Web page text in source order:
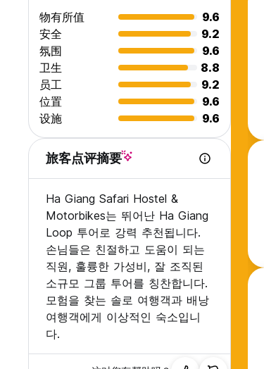
物有所值
9.6
安全
9.2
氛围
9.6
卫生
8.8
员工
9.2
位置
9.6
设施
9.6
旅客点评摘要
Ha Giang Safari Hostel &
Motorbikes는 뛰어난 Ha Giang
Loop 투어로 강력 추천됩니다.
손님들은 친절하고 도움이 되는
직원, 훌륭한 가성비, 잘 조직된
소규모 그룹 투어를 칭찬합니다.
모험을 찾는 솔로 여행객과 배낭
여행객에게 이상적인 숙소입니
다.